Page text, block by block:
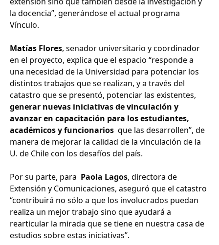
la docencia”, generándose el actual programa
Vínculo.
Matías Flores, senador universitario y coordinador
en el proyecto, explica que el espacio “responde a
una necesidad de la Universidad para potenciar los
distintos trabajos que se realizan, y a través del
catastro que se presentó, potenciar las existentes,
generar nuevas iniciativas de vinculación y
avanzar en capacitación para los estudiantes,
académicos y funcionarios que las desarrollen”, de
manera de mejorar la calidad de la vinculación de la
U. de Chile con los desafíos del país.
Por su parte, para Paola Lagos, directora de
Extensión y Comunicaciones, aseguró que el catastro
“contribuirá no sólo a que los involucrados puedan
realiza un mejor trabajo sino que ayudará a
rearticular la mirada que se tiene en nuestra casa de
estudios sobre estas iniciativas”.